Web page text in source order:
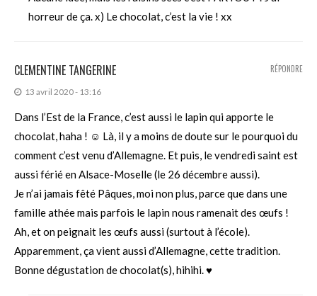
horreur de ça. x) Le chocolat, c’est la vie ! xx
CLEMENTINE TANGERINE
13 avril 2020 - 13:16
Dans l’Est de la France, c’est aussi le lapin qui apporte le
chocolat, haha ! ☺ Là, il y a moins de doute sur le pourquoi du
comment c’est venu d’Allemagne. Et puis, le vendredi saint est
aussi férié en Alsace-Moselle (le 26 décembre aussi).
Je n’ai jamais fêté Pâques, moi non plus, parce que dans une
famille athée mais parfois le lapin nous ramenait des œufs !
Ah, et on peignait les œufs aussi (surtout à l’école).
Apparemment, ça vient aussi d’Allemagne, cette tradition.
Bonne dégustation de chocolat(s), hihihi. ♥
RÉPONDRE